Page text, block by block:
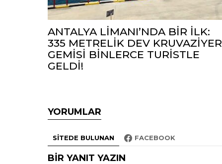
ANTALYA LİMANI’NDA BİR İLK:
335 METRELİK DEV KRUVAZİYER
GEMİSİ BİNLERCE TURİSTLE
GELDİ!
YORUMLAR
SITEDE BULUNAN FACEBOOK
BIR YANIT YAZIN